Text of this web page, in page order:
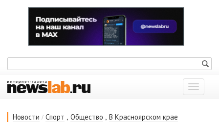
Показать
меню
Новости / Спорт , Общество , В Красноярском крае